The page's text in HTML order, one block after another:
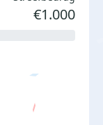
€1.000